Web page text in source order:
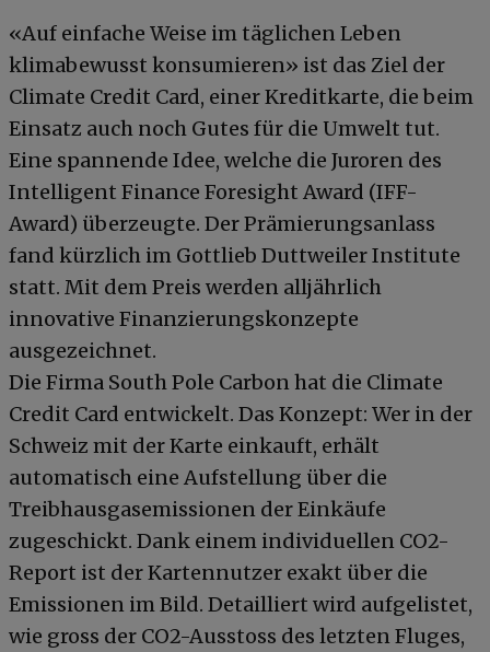
«Auf einfache Weise im täglichen Leben
klimabewusst konsumieren» ist das Ziel der
Climate Credit Card, einer Kreditkarte, die beim
Einsatz auch noch Gutes für die Umwelt tut.
Eine spannende Idee, welche die Juroren des
Intelligent Finance Foresight Award (IFF-
Award) überzeugte. Der Prämierungsanlass
fand kürzlich im Gottlieb Duttweiler Institute
statt. Mit dem Preis werden alljährlich
innovative Finanzierungskonzepte
ausgezeichnet.
Die Firma South Pole Carbon hat die Climate
Credit Card entwickelt. Das Konzept: Wer in der
Schweiz mit der Karte einkauft, erhält
automatisch eine Aufstellung über die
Treibhausgasemissionen der Einkäufe
zugeschickt. Dank einem individuellen CO2-
Report ist der Kartennutzer exakt über die
Emissionen im Bild. Detailliert wird aufgelistet,
wie gross der CO2-Ausstoss des letzten Fluges,